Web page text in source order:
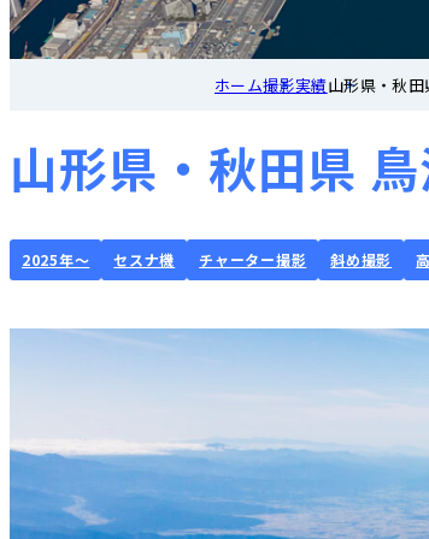
ホーム撮影実績山形県・秋
山形県・秋田県
2025年～ セスナ機 チャーター撮影 斜め撮影